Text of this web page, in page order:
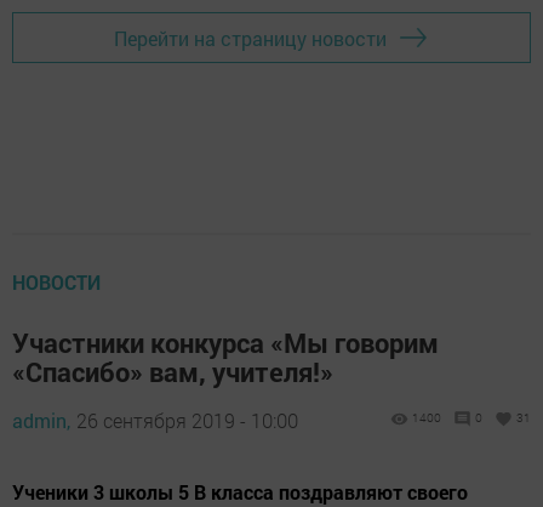
Перейти на страницу новости
НОВОСТИ
Участники конкурса «Мы говорим
«Спасибо» вам, учителя!»
admin, 26 сентября 2019 - 10:00 1400 0 31
Ученики 3 школы 5 В класса поздравляют своего